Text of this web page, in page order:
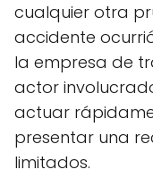
cualquier otra
accidente
la empresa de
actor
actuar
presentar una
limitados.